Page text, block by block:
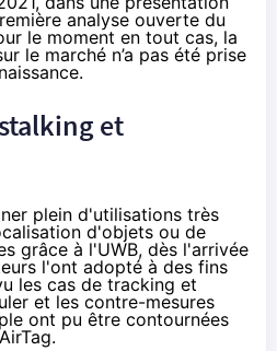
analyse ouverte du
le moment en tout cas, la
le marché n’a pas été prise
et
plein d'utilisations très
d'objets ou de
grâce à l'UWB, dès l'arrivée
l'ont adopté à des fins
les cas de tracking et
et les contre-mesures
ont pu être contournées